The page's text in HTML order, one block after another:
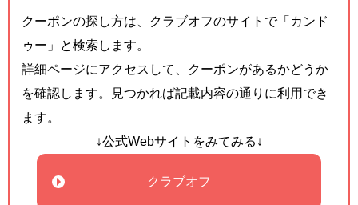
クーポンの探し方は、クラブオフのサイトで「カンド
ゥー」と検索します。
詳細ページにアクセスして、クーポンがあるかどうか
を確認します。見つかれば記載内容の通りに利用でき
ます。
↓公式Webサイトをみてみる↓
クラブオフ